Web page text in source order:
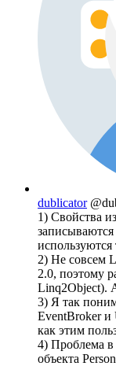
dublicator
1) Свойства
используются
2) Не совсем
2.0, поэтому
Linq2Object).
3) Я так
EventBroker и
как этим
4) Проблема в
объекта